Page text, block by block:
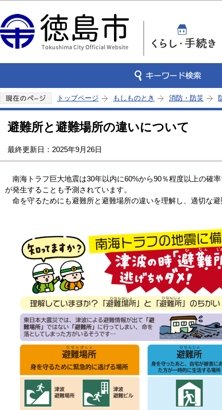
トップページ もしものとき 消防・防災
避難所と避難場所の違いについて
最終更新日：2025年9月26日
南海トラフ巨大地震は30年以内に60%から90％程度以上の確
が発生することも予測されています。
命を守るためにも避難所と避難場所の違いを理解し、適切な